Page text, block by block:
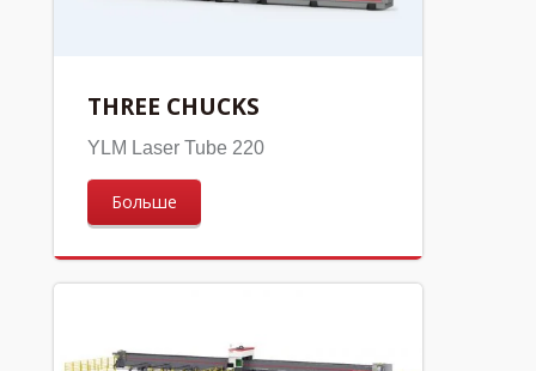
THREE CHUCKS
YLM Laser Tube 220
Больше